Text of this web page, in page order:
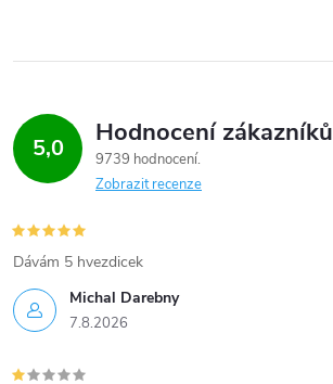
5,0 Hodnocení zákazníků
9739 hodnocení
Zobrazit recenze
Michal Darebny
7.8.2026
Dávám 5 hvezdicek